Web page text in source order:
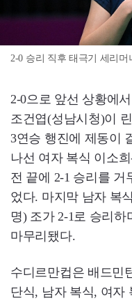
2-0 승리 직후 태극기 세리
2-0으로 앞선 상황에
조건엽(성남시청)이
3연승 행진에 제동이
나선 여자 복식 이소
전 끝에 2-1 승리를 거
었다. 마지막 남자 복
명) 조가 2-1로 승리
마무리됐다.
수디르만컵은 배드민
단식, 남자 복식, 여자